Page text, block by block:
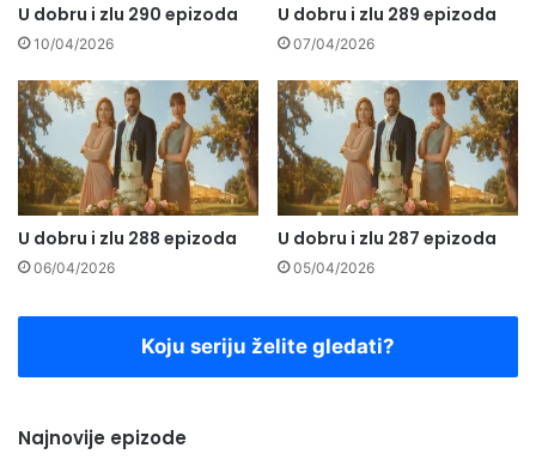
U dobru i zlu 290 epizoda
10/04/2026
U dobru i zlu 289 epizoda
07/04/2026
U dobru i zlu 288 epizoda
06/04/2026
U dobru i zlu 287 epizoda
05/04/2026
Koju seriju želite gledati?
Najnovije epizode